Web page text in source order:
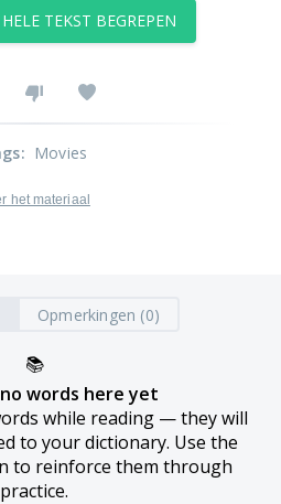
TEKST BEGREPEN
: Movies
het materiaal
Opmerkingen (0)
📚
words here yet
while reading — they will
to your dictionary. Use the
to reinforce them through
practice.